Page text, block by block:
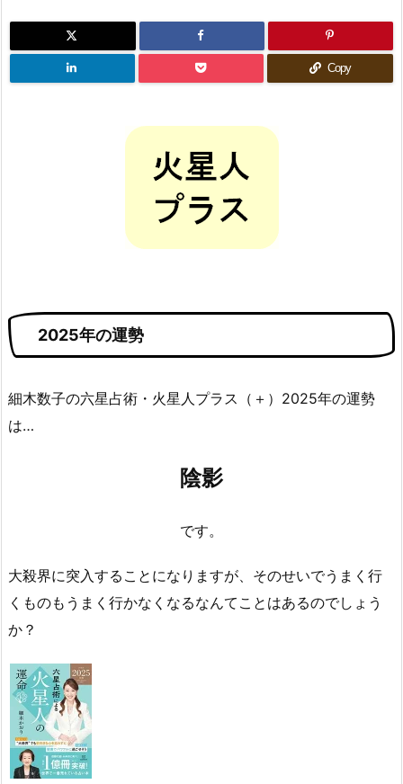
Copy
2025年の運勢
細木数子の六星占術・火星人プラス（＋）2025年の運勢
は…
陰影
です。
大殺界に突入することになりますが、そのせいでうまく行
くものもうまく行かなくなるなんてことはあるのでしょう
か？